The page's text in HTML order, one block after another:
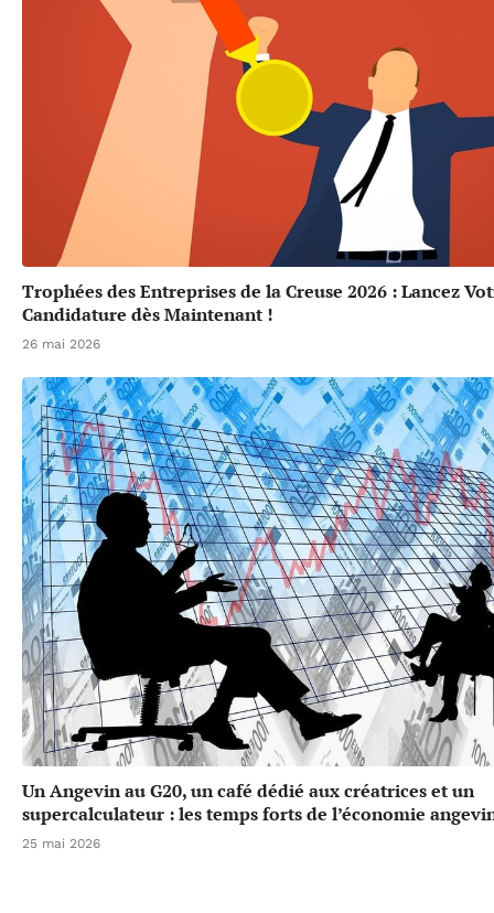
Trophées des Entreprises de la Creuse 2026 : Lancez
Candidature dès Maintenant !
26 mai 2026
Un Angevin au G20, un café dédié aux créatrices et un
supercalculateur : les temps forts de l’économie
25 mai 2026